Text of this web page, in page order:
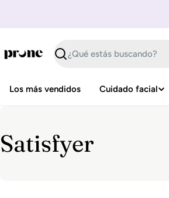
Buscar
Los más vendidos Cuidado facial
R
Satisfyer